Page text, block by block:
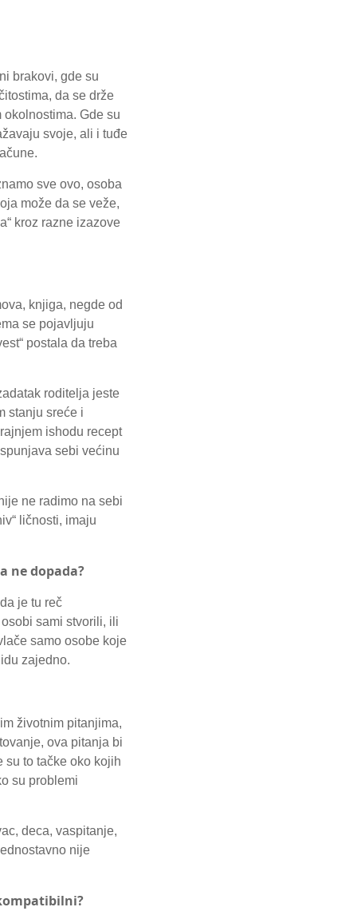
brakovi, gde su
da se drže
Gde su
svoje, ali i tuđe
sve ovo, osoba
može da se veže,
kroz razne izazove
knjiga, negde od
se pojavljuju
postala da treba
roditelja jeste
stanju sreće i
ishodu recept
sebi većinu
ne radimo na sebi
ličnosti, imaju
ne dopada?
je tu reč
sami stvorili, ili
samo osobe koje
zajedno.
životnim pitanjima,
ova pitanja bi
su to tačke oko kojih
su problemi
deca, vaspitanje,
nije